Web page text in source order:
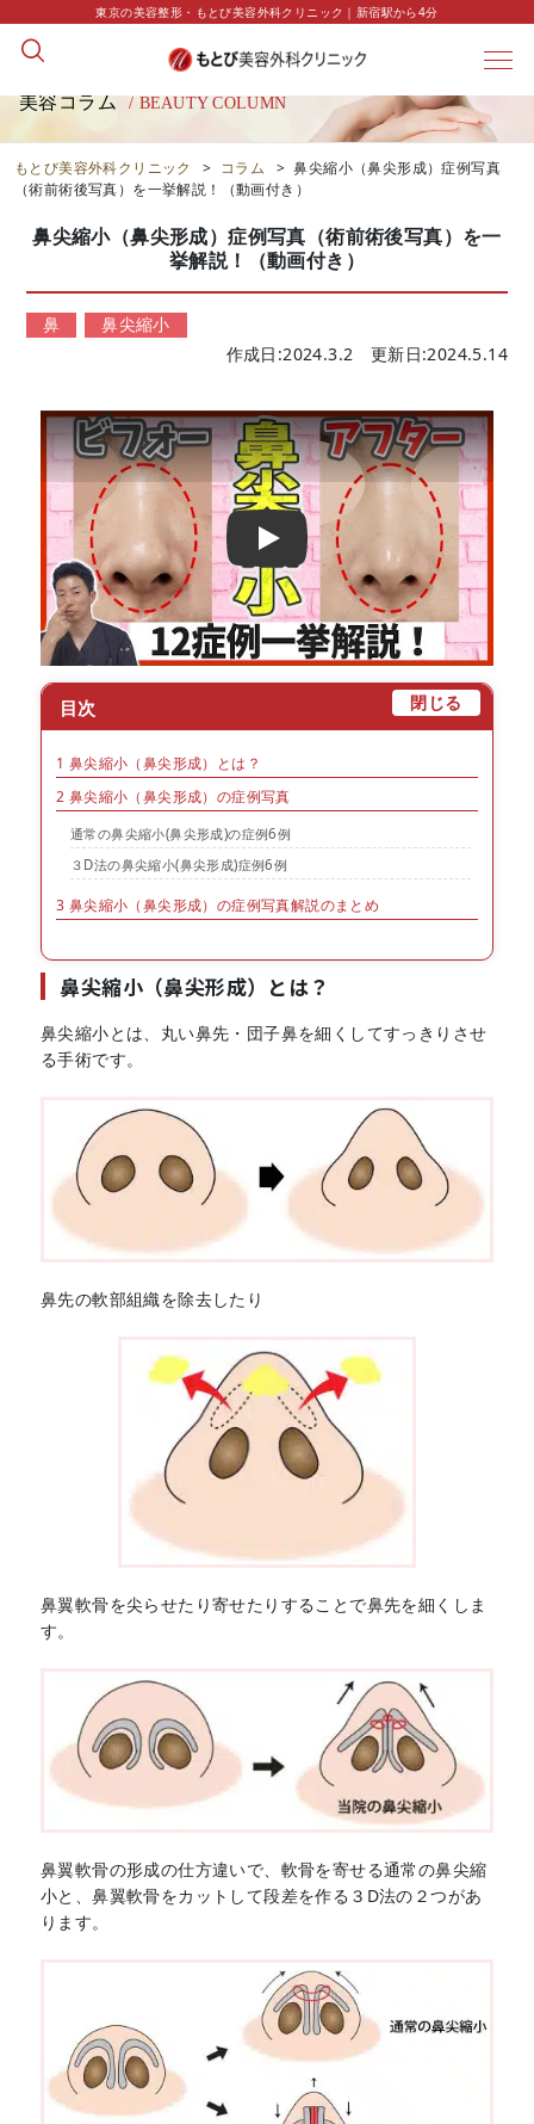
東京の美容整形・もとび美容外科クリニック｜新宿駅から4分
美容コラム / BEAUTY COLUMN
もとび美容外科クリニック > コラム > 鼻尖縮小（鼻尖形成）症例写真
（術前術後写真）を一挙解説！（動画付き）
鼻尖縮小（鼻尖形成）症例写真（術前術後写真）を一
挙解説！（動画付き）
鼻 鼻尖縮小
作成日:2024.3.2 更新日:2024.5.14
Play
目次 閉じる
1 鼻尖縮小（鼻尖形成）とは？
2 鼻尖縮小（鼻尖形成）の症例写真
通常の鼻尖縮小(鼻尖形成)の症例6例
３D法の鼻尖縮小(鼻尖形成)症例6例
3 鼻尖縮小（鼻尖形成）の症例写真解説のまとめ
鼻尖縮小（鼻尖形成）とは？
鼻尖縮小とは、丸い鼻先・団子鼻を細くしてすっきりさせ
る手術です。
鼻先の軟部組織を除去したり
鼻翼軟骨を尖らせたり寄せたりすることで鼻先を細くしま
す。
鼻翼軟骨の形成の仕方違いで、軟骨を寄せる通常の鼻尖縮
小と、鼻翼軟骨をカットして段差を作る３D法の２つがあ
ります。